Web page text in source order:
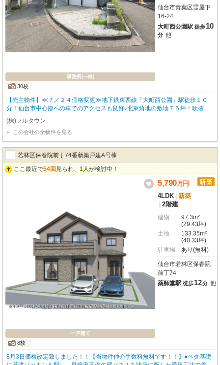
事務所(一棟)
30枚
仙台市青葉区霊屋下
16-24
大町西公園駅 徒歩10
分 他
【売主物件】≪７／２４価格変更≫地下鉄東西線「大町西公園」駅徒歩１０
分！仙台市中心部への車でのアクセスも良好♪北東角地の敷地７５坪！吹抜け
の開放的で広々とした事務所＋ビルトイン車庫付き！内覧可能です♪≪ライフ
インフォメーション≫■市営地下鉄東西線「大町西公園」駅 徒歩１０分■市
営地下鉄東西線「青葉通り一番町」駅 徒歩１７分■「仙台」駅 徒歩２６分■
イオン仙台一番町店 徒歩１４分■イオンエクスプレス仙台北目町店 徒歩１
７分■藤崎本館 徒歩１８分■ローソン仙台瑞鳳店 徒歩２分■セブンイレブン
仙台米ケ袋１丁目店 徒歩６分■国立東北大学 徒歩１１分■仙台米ケ袋郵便
局 徒歩６分■信金中央金庫東北支店 徒歩１３分■東北公済病院 徒歩１７分
徒歩１７分≪仕様・設備≫■現況渡し■橘綜合住宅施工の２×４工法■照明器
(株)フルタウン
この会社の全物件を見る
若林区保春院前丁74番新築戸建A号棟
ここ最近で54回 見られ、 1人が検討中！
一戸建て
8枚
5,790万円
4LDK 新築
2階建
建物
97.3m²
(29.43坪)
土地
133.35m²
(40.33坪)
駐車場
あり(無料)
仙台市若林区保春院
前丁74
薬師堂駅 徒歩12分 他
8月3日価格改定致しました！！【当物件仲介手数料無料です！！】●ベタ基礎